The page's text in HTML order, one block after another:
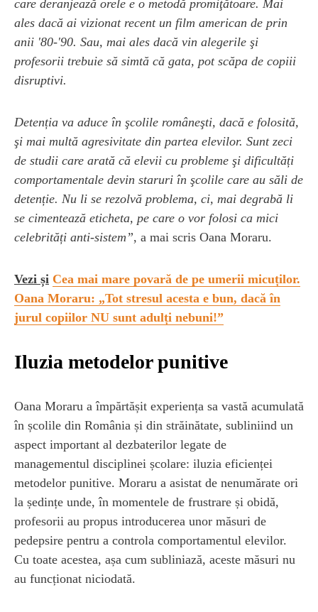
care deranjează orele e o metodă promiţătoare. Mai
ales dacă ai vizionat recent un film american de prin
anii '80-'90. Sau, mai ales dacă vin alegerile şi
profesorii trebuie să simtă că gata, pot scăpa de copiii
disruptivi.
Detenția va aduce în şcolile româneşti, dacă e folosită,
şi mai multă agresivitate din partea elevilor. Sunt zeci
de studii care arată că elevii cu probleme şi dificultăți
comportamentale devin staruri în şcolile care au săli de
detenție. Nu li se rezolvă problema, ci, mai degrabă li
se cimentează eticheta, pe care o vor folosi ca mici
celebrități anti-sistem”, a mai scris Oana Moraru.
Vezi și Cea mai mare povară de pe umerii micuților.
Oana Moraru: „Tot stresul acesta e bun, dacă în
jurul copiilor NU sunt adulți nebuni!”
Iluzia metodelor punitive
Oana Moraru a împărtășit experiența sa vastă acumulată
în școlile din România și din străinătate, subliniind un
aspect important al dezbaterilor legate de
managementul disciplinei școlare: iluzia eficienței
metodelor punitive. Moraru a asistat de nenumărate ori
la ședințe unde, în momentele de frustrare și obidă,
profesorii au propus introducerea unor măsuri de
pedepsire pentru a controla comportamentul elevilor.
Cu toate acestea, așa cum subliniază, aceste măsuri nu
au funcționat niciodată.